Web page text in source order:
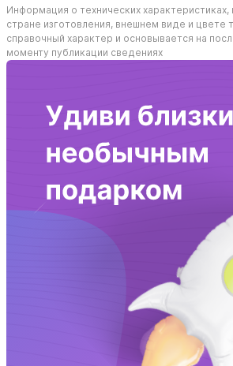
Информация о технических
стране изготовления, внешнем виде и цвете
справочный характер и основывается на
моменту публикации сведениях